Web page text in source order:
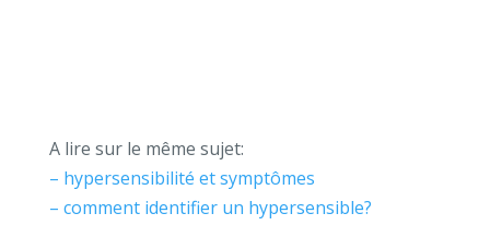
A lire sur le même sujet:
– hypersensibilité et symptômes
– comment identifier un hypersensible?